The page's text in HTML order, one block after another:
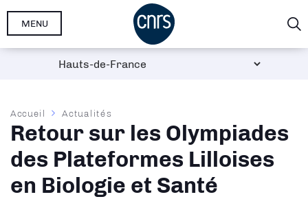
Aller
MENU
Fil
d'Ariane
Accueil Actualités
Retour sur les Olympiades
des Plateformes Lilloises
en Biologie et Santé